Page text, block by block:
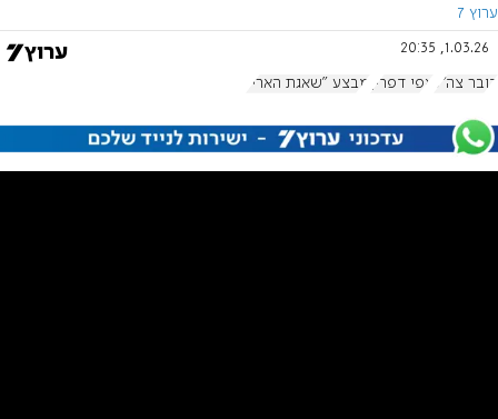
ערוץ 7
1.03.26, 20:35
דובר צה"ל אפי דפרין מבצע "שאגת הארי"